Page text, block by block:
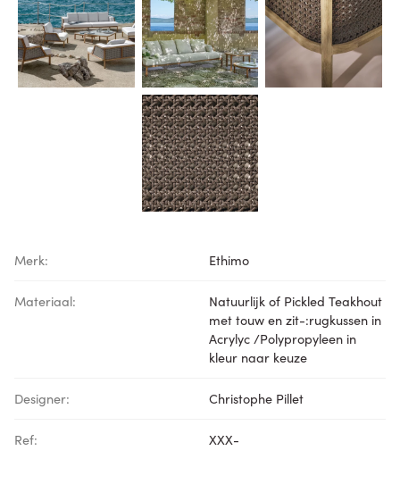
Merk: Ethimo
Materiaal:
Natuurlijk of Pickled Teakhout
met touw en zit-:rugkussen in
Acrylyc /Polypropyleen in
kleur naar keuze
Designer: Christophe Pillet
Ref: XXX-